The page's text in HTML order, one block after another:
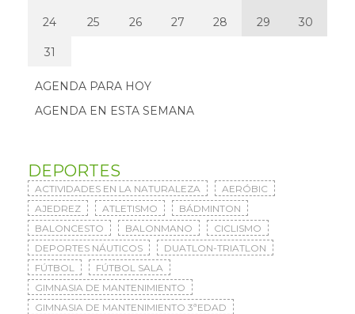
24 25 26 27 28 29 30
31
AGENDA PARA HOY
AGENDA EN ESTA SEMANA
DEPORTES
ACTIVIDADES EN LA NATURALEZA
AERÓBIC
AJEDREZ
ATLETISMO
BÁDMINTON
BALONCESTO
BALONMANO
CICLISMO
DEPORTES NÁUTICOS
DUATLON-TRIATLON
FÚTBOL
FÚTBOL SALA
GIMNASIA DE MANTENIMIENTO
GIMNASIA DE MANTENIMIENTO 3ªEDAD